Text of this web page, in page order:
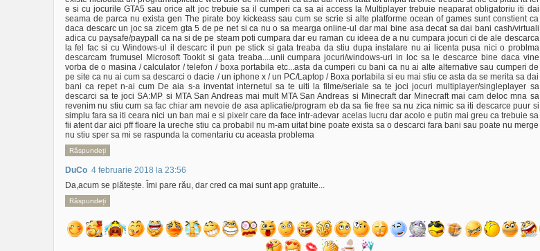
e si cu jocurile GTA5 sau orice alt joc trebuie sa il cumperi ca sa ai access la Multiplayer trebuie neaparat obligatoriu iti dai
seama de parca nu exista gen The pirate boy kickeass sau cum se scrie si alte platforme ocean of games sunt constient ca
daca descarc un joc sa zicem gta 5 de pe net si ca nu o sa mearga online-ul dar mai bine asa decat sa dai bani cash/virtuali
adica cu paysafe/paypall ca na si de pe steam poti cumpara dar eu raman cu ideea de a nu cumpara jocuri ci de ale descarca
la fel fac si cu Windows-ul il descarc il pun pe stick si gata treaba da stiu dupa instalare nu ai licenta pusa nici o problma
descarcam frumusel Microsoft Tookit si gata treaba....unii cumpara jocuri/windows-uri in loc sa le descarce bine daca vine
vorba de o masina / calculator / telefon / boxa portabila etc...asta da cumperi cu bani ca nu ai alte alternative sau cumperi de
pe site ca nu ai cum sa descarci o dacie / un iphone x / un PC/Laptop / Boxa portabila si eu mai stiu ce asta da se merita sa dai
bani ca repet n-ai cum De aia s-a inventat internetul sa te uiti la filme/seriale sa te joci jocuri multiplayer/singleplayer sa
descarci sa te joci SA:MP si MTA San Andreas mai mult MTA San Andreas si Minecraft dar Minecraft mai cam deloc mna sa
revenim nu stiu cum sa fac chiar am nevoie de asa aplicatie/program eb da sa fie free sa nu zica nimic sa iti descarce puur si
simplu fara sa iti ceara nici un ban mai e si pixelr care da face intr-adevar acelas lucru dar acolo e putin mai greu ca trebuie sa
fii atent dar aici pff floare la ureche stiu ca probabil nu m-am uitat bine poate exista sa o descarci fara bani sau poate nu merge
nu stiu sper sa mi se raspunda la comentariu cu aceasta problema
Răspundeți
DuCo 4 februarie 2018 la 23:56
Da,acum se plătește. Îmi pare rău, dar cred ca mai sunt app gratuite...
Răspundeți